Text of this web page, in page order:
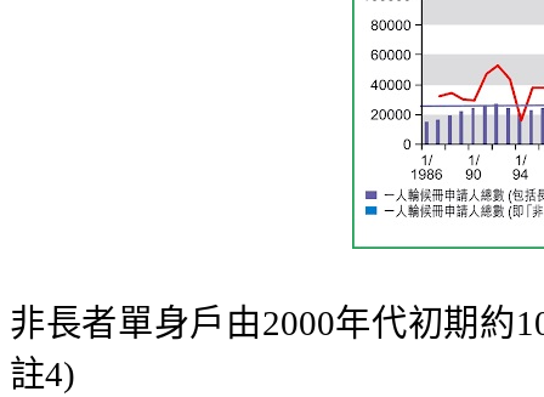
非長者單身戶由2000年代初期約
註4)